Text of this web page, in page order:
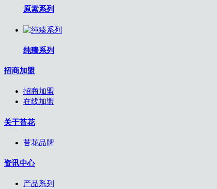
原素系列
纯臻系列
招商加盟
招商加盟
在线加盟
关于苔花
苔花品牌
资讯中心
产品系列